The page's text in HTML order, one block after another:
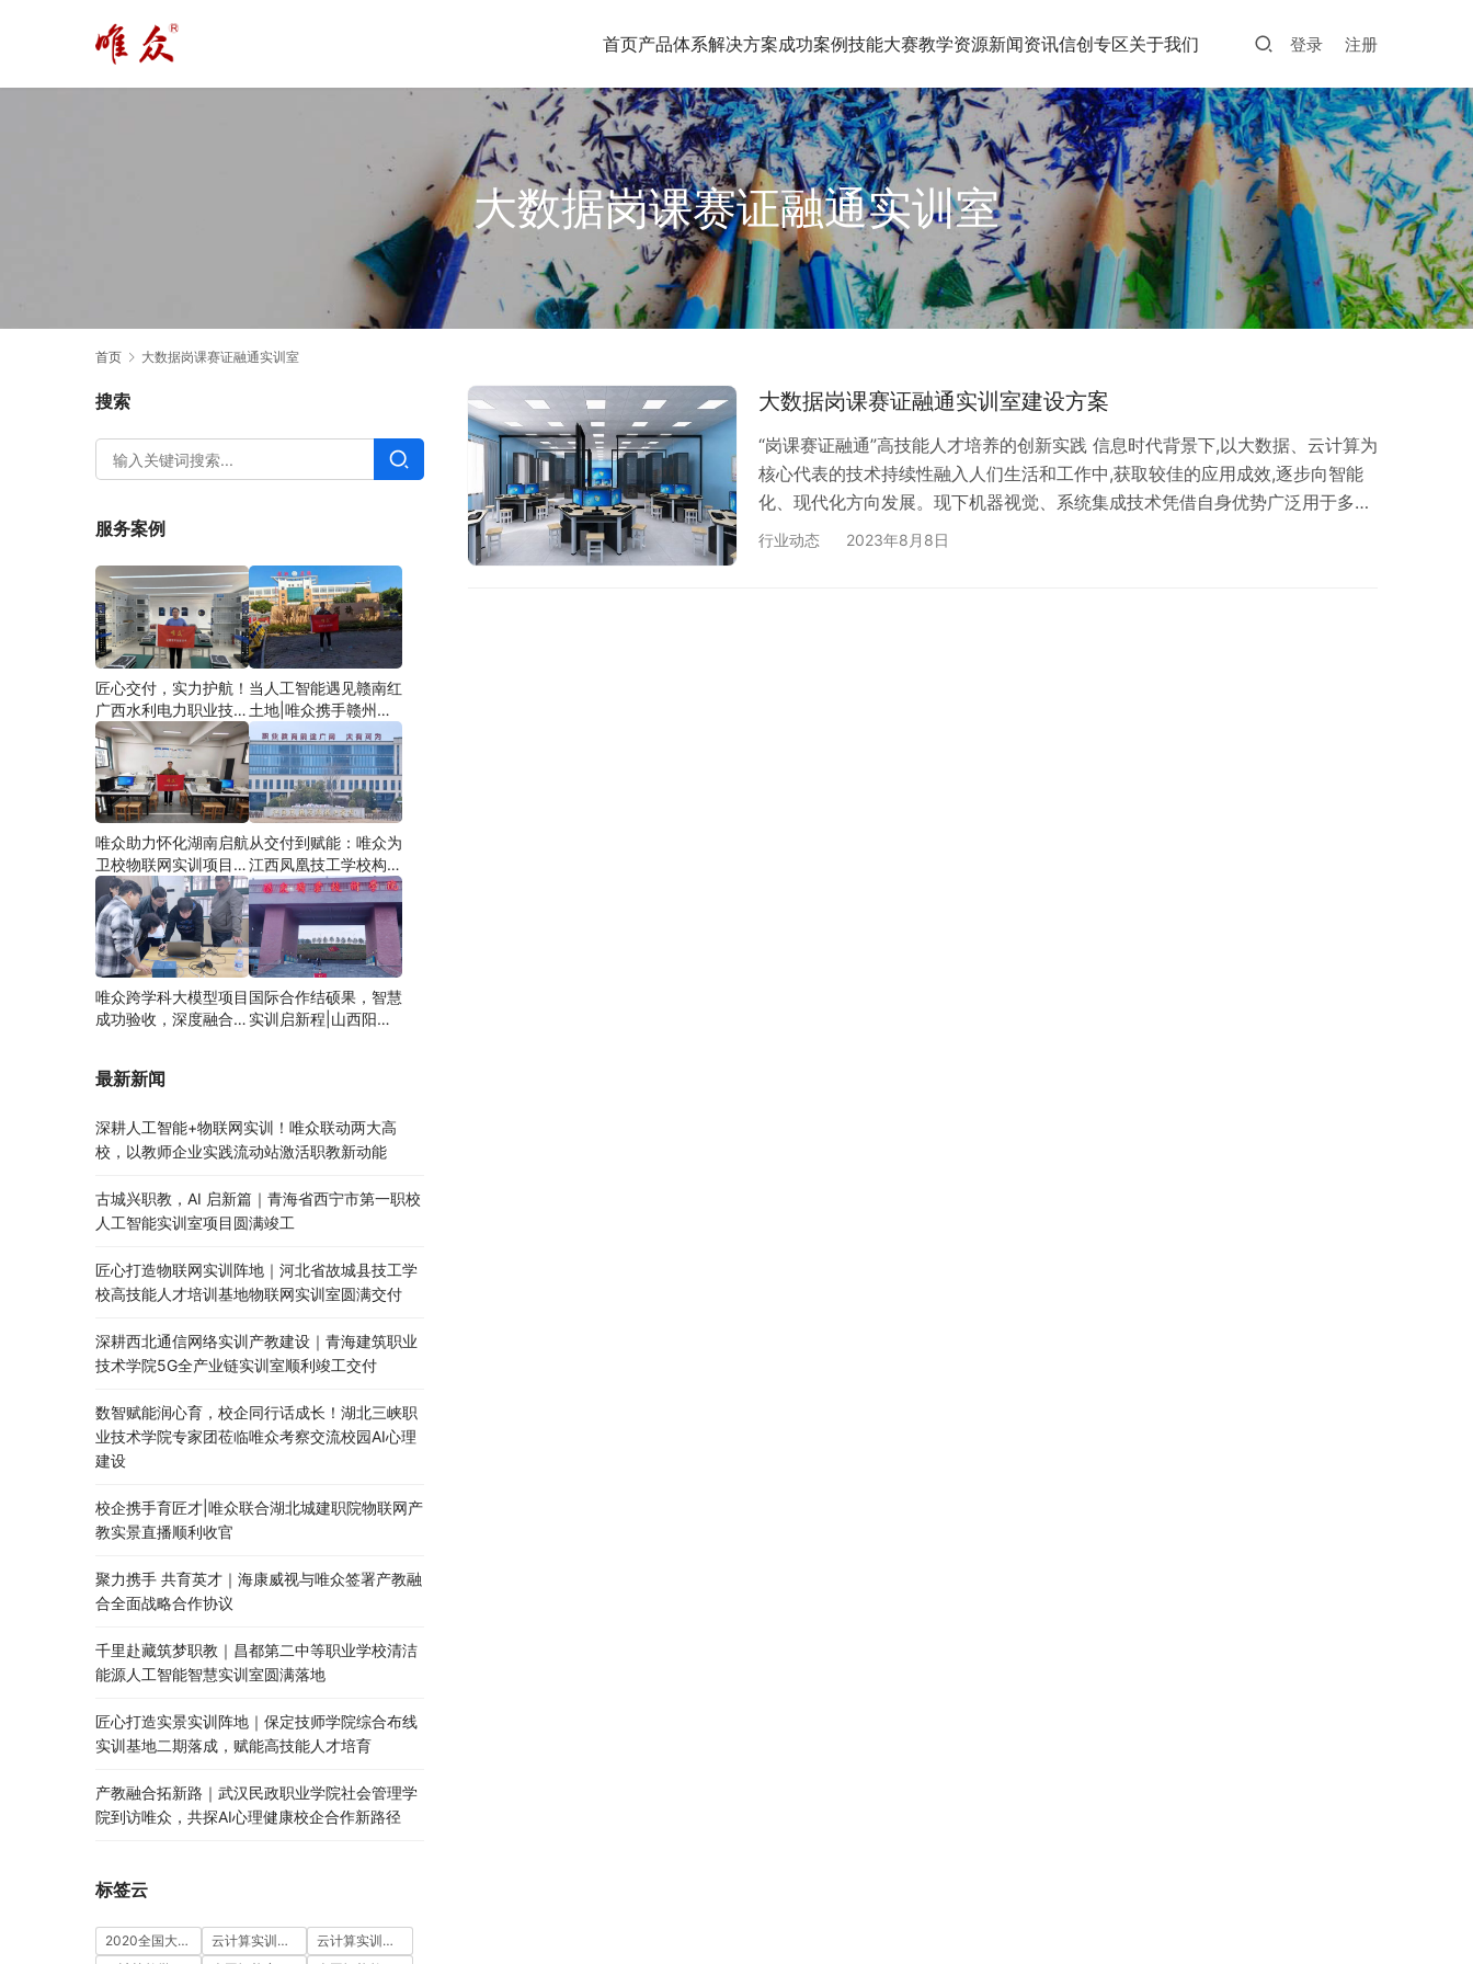
首页产品体系解决方案成功案例技能大赛教学资源新闻资讯信创专区关于我们 登录 注册
大数据岗课赛证融通实训室
首页 大数据岗课赛证融通实训室
大数据岗课赛证融通实训室建设方案
“岗课赛证融通”高技能人才培养的创新实践 信息时代背景下,以大数据、云计算为
核心代表的技术持续性融入人们生活和工作中,获取较佳的应用成效,逐步向智能
化、现代化方向发展。现下机器视觉、系统集成技术凭借自身优势广泛用于多个
领域中,为其产业高质量发展提供方向和思路,为积极掌握此类核心技术,需培养高
行业动态 2023年8月8日
搜索
服务案例
匠心交付，实力护航！
广西水利电力职业技术
学院智慧建筑综合布线
实训项目圆满落地
当人工智能遇见赣南红
土地|唯众携手赣州农
校，开辟涉农职教
“AI+农业”新路径
唯众助力怀化湖南启航
卫校物联网实训项目圆
满交付，共筑医工融合
人才培养新生态
从交付到赋能：唯众为
江西凤凰技工学校构建
“教、学、做”一体化网
络实训环境
唯众跨学科大模型项目
成功验收，深度融合边
级
国际合作结硕果，智慧
实训启新程|山西阳泉
最新新闻
深耕人工智能+物联网实训！唯众联动两大高
校，以教师企业实践流动站激活职教新动能
古城兴职教，AI 启新篇｜青海省西宁市第一职校
人工智能实训室项目圆满竣工
匠心打造物联网实训阵地｜河北省故城县技工学
校高技能人才培训基地物联网实训室圆满交付
深耕西北通信网络实训产教建设｜青海建筑职业
技术学院5G全产业链实训室顺利竣工交付
数智赋能润心育，校企同行话成长！湖北三峡职
业技术学院专家团莅临唯众考察交流校园AI心理
建设
校企携手育匠才|唯众联合湖北城建职院物联网产
教实景直播顺利收官
聚力携手 共育英才｜海康威视与唯众签署产教融
合全面战略合作协议
千里赴藏筑梦职教｜昌都第二中等职业学校清洁
能源人工智能智慧实训室圆满落地
匠心打造实景实训阵地｜保定技师学院综合布线
实训基地二期落成，赋能高技能人才培育
产教融合拓新路｜武汉民政职业学院社会管理学
院到访唯众，共探AI心理健康校企合作新路径
标签云
2020全国大学生5G技术及应用大赛 云计算实训室建设方案
云计算实训平台